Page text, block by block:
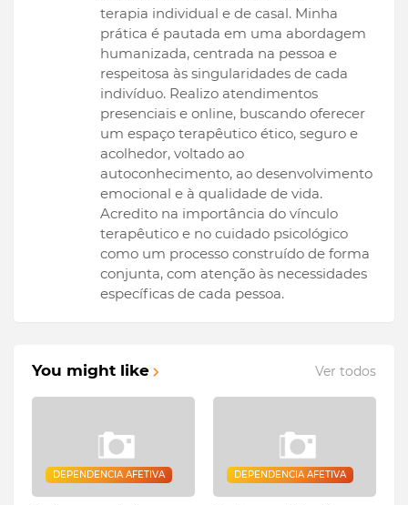
terapia individual e de casal. Minha
prática é pautada em uma abordagem
humanizada, centrada na pessoa e
respeitosa às singularidades de cada
indivíduo. Realizo atendimentos
presenciais e online, buscando oferecer
um espaço terapêutico ético, seguro e
acolhedor, voltado ao
autoconhecimento, ao desenvolvimento
emocional e à qualidade de vida.
Acredito na importância do vínculo
terapêutico e no cuidado psicológico
como um processo construído de forma
conjunta, com atenção às necessidades
específicas de cada pessoa.
You might like Ver todos
DEPENDENCIA AFETIVA DEPENDENCIA AFETIVA